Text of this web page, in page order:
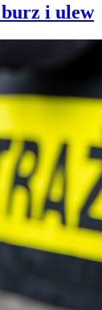
i ulew